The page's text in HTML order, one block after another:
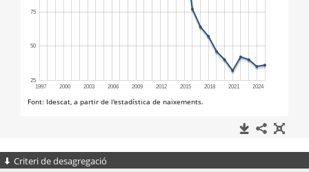
Criteri de desagregació